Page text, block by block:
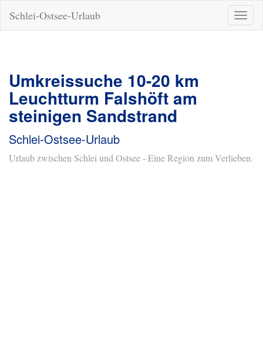
ein-/
Schlei-Ostsee-Urlaub
Umkreissuche 10-20 km
Leuchtturm Falshöft am
steinigen Sandstrand
Schlei-Ostsee-Urlaub
Urlaub zwischen Schlei und Ostsee - Eine Region zum Verlieben.